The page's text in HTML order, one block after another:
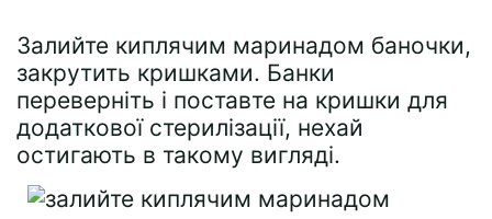
Залийте киплячим маринадом баночки,
закрутить кришками. Банки
переверніть і поставте на кришки для
додаткової стерилізації, нехай
остигають в такому вигляді.